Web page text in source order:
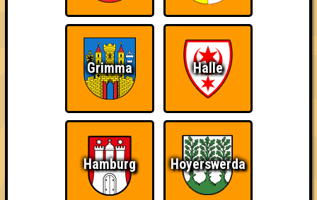
Grimma Halle
Hamburg Hoyerswerda